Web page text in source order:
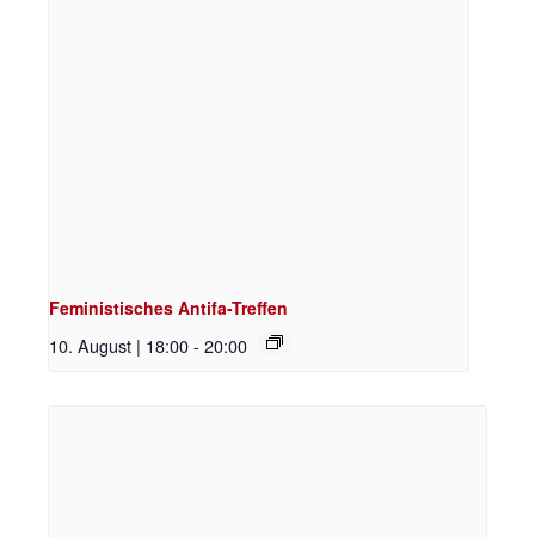
Feministisches Antifa-Treffen
10. August | 18:00- 20:00